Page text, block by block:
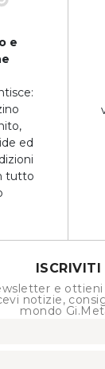
e
ed
tutto
ISCRIVITI
e ottieni
notizie,
mondo